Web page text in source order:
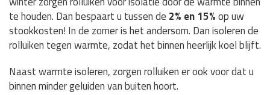
te houden. Dan bespaart u tussen de 2% en 15%op uw
stookkosten! In de zomer is het andersom. Dan isoleren de
rolluiken tegen warmte, zodat het binnen heerlijk koel blijft.
Naast warmte isoleren, zorgen rolluiken er ook voor dat u
binnen minder geluiden van buiten hoort.